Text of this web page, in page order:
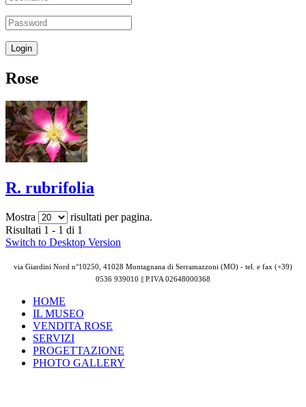
Rose
R. rubrifolia
Mostra
risultati per pagina.
Risultati 1 - 1 di 1
Switch to Desktop Version
via Giardini Nord n°10250, 41028 Montagnana di Serramazzoni (MO) - tel. e fax (+39)
0536 939010 || P.IVA02648000368
HOME
IL MUSEO
VENDITA ROSE
SERVIZI
PROGETTAZIONE
PHOTO GALLERY